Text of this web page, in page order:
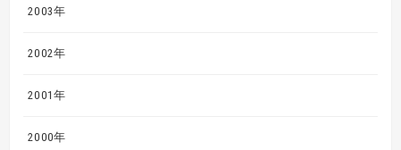
2003年
2002年
2001年
2000年